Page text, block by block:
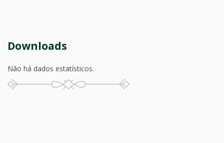
Downloads
Não há dados estatísticos.